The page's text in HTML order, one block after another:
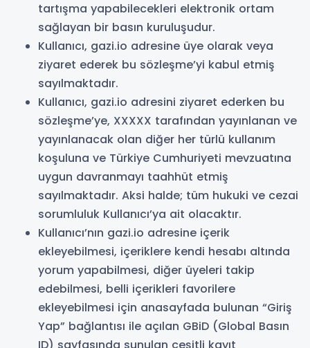
tartışma yapabilecekleri elektronik ortam
sağlayan bir basın kuruluşudur.
Kullanıcı, gazi.io adresine üye olarak veya
ziyaret ederek bu sözleşme’yi kabul etmiş
sayılmaktadır.
Kullanıcı, gazi.io adresini ziyaret ederken bu
sözleşme’ye, XXXXX tarafından yayınlanan ve
yayınlanacak olan diğer her türlü kullanım
koşuluna ve Türkiye Cumhuriyeti mevzuatına
uygun davranmayı taahhüt etmiş
sayılmaktadır. Aksi halde; tüm hukuki ve cezai
sorumluluk Kullanıcı’ya ait olacaktır.
Kullanıcı’nın gazi.io adresine içerik
ekleyebilmesi, içeriklere kendi hesabı altında
yorum yapabilmesi, diğer üyeleri takip
edebilmesi, belli içerikleri favorilere
ekleyebilmesi için anasayfada bulunan “Giriş
Yap” bağlantısı ile açılan GBiD (Global Basın